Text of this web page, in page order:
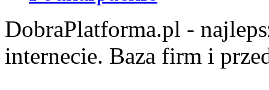
DobraPlatforma.pl -
internecie. Baza firm i